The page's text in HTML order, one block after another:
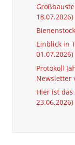
18.07.2026)
Einblick in
01.07.2026)
Protokoll
Newsletter
Hier ist das
23.06.2026)